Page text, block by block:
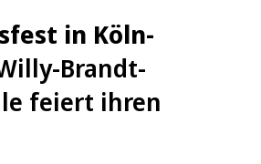
in Köln-
Brandt-
feiert ihren